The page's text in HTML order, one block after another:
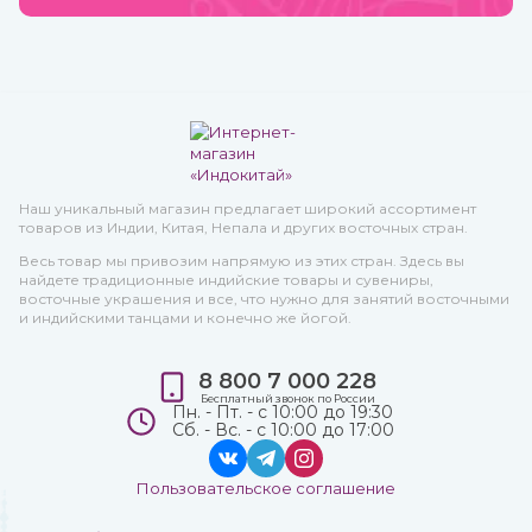
Наш уникальный магазин предлагает широкий ассортимент
товаров из Индии, Китая, Непала и других восточных стран.
Весь товар мы привозим напрямую из этих стран. Здесь вы
найдете традиционные индийские товары и сувениры,
восточные украшения и все, что нужно для занятий восточными
и индийскими танцами и конечно же йогой.
8 800 7 000 228
Бесплатный звонок по России
Пн. - Пт. - с 10:00 до 19:30
Сб. - Вс. - с 10:00 до 17:00
Пользовательское соглашение